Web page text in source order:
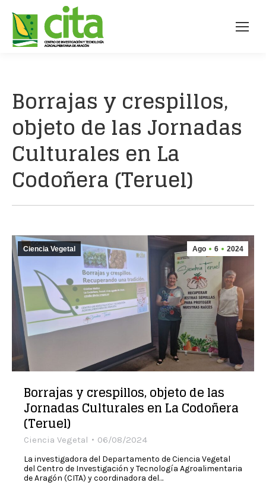
Borrajas y crespillos,
objeto de las Jornadas
Culturales en La
Codoñera (Teruel)
Ago 6 2024
Ciencia Vegetal
Borrajas y crespillos, objeto de las
Jornadas Culturales en La Codoñera
(Teruel)
Ciencia Vegetal 06/08/2024
La investigadora del Departamento de Ciencia Vegetal
del Centro de Investigación y Tecnología Agroalimentaria
de Aragón (CITA) y coordinadora del…